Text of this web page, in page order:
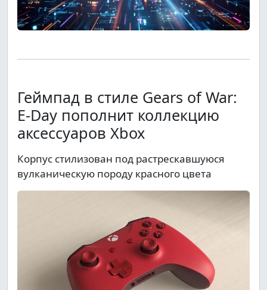
Геймпад в стиле Gears of War:
E-Day пополнит коллекцию
аксессуаров Xbox
Корпус стилизован под растрескавшуюся
вулканическую породу красного цвета